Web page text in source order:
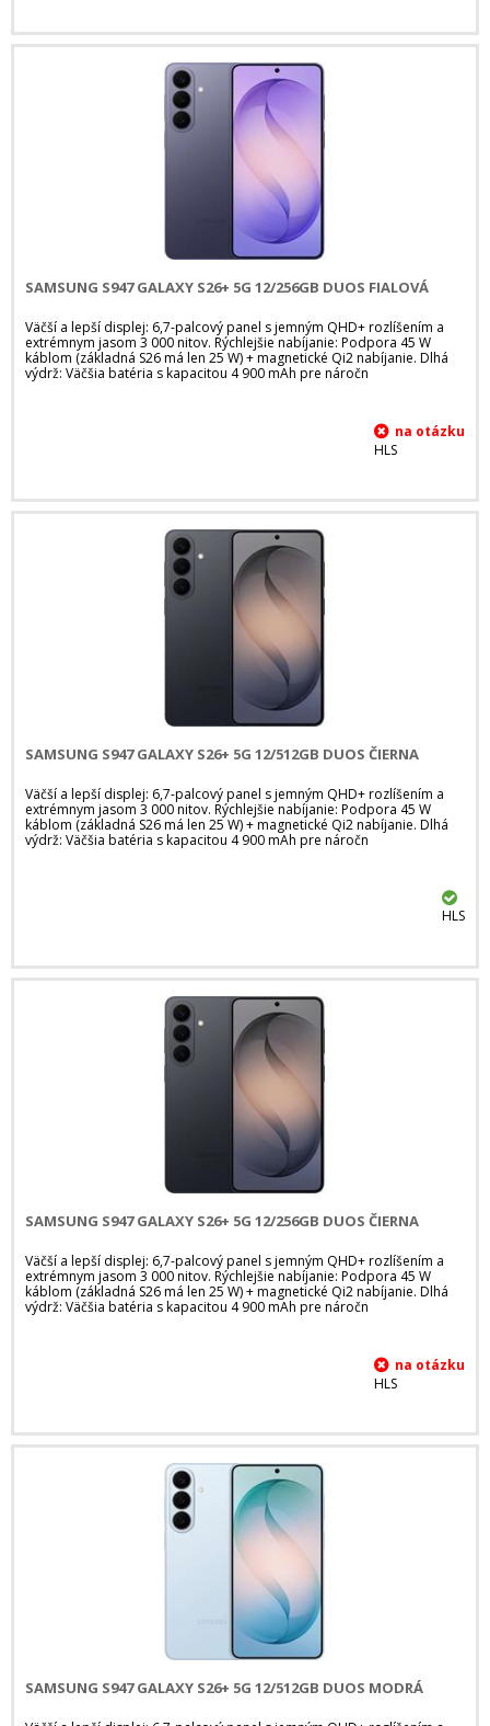
SAMSUNG S947 GALAXY S26+ 5G 12/256GB DUOS FIALOVÁ
Väčší a lepší displej: 6,7-palcový panel s jemným QHD+ rozlíšením a
extrémnym jasom 3 000 nitov. Rýchlejšie nabíjanie: Podpora 45 W
káblom (základná S26 má len 25 W) + magnetické Qi2 nabíjanie. Dlhá
výdrž: Väčšia batéria s kapacitou 4 900 mAh pre náročn
HLS
SAMSUNG S947 GALAXY S26+ 5G 12/512GB DUOS ČIERNA
Väčší a lepší displej: 6,7-palcový panel s jemným QHD+ rozlíšením a
extrémnym jasom 3 000 nitov. Rýchlejšie nabíjanie: Podpora 45 W
káblom (základná S26 má len 25 W) + magnetické Qi2 nabíjanie. Dlhá
výdrž: Väčšia batéria s kapacitou 4 900 mAh pre náročn
HLS
SAMSUNG S947 GALAXY S26+ 5G 12/256GB DUOS ČIERNA
Väčší a lepší displej: 6,7-palcový panel s jemným QHD+ rozlíšením a
extrémnym jasom 3 000 nitov. Rýchlejšie nabíjanie: Podpora 45 W
káblom (základná S26 má len 25 W) + magnetické Qi2 nabíjanie. Dlhá
výdrž: Väčšia batéria s kapacitou 4 900 mAh pre náročn
HLS
SAMSUNG S947 GALAXY S26+ 5G 12/512GB DUOS MODRÁ